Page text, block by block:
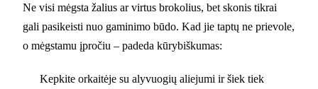
Ne visi mėgsta žalius ar virtus brokolius, bet skonis tikrai
gali pasikeisti nuo gaminimo būdo. Kad jie taptų ne prievole,
o mėgstamu įpročiu – padeda kūrybiškumas:
Kepkite orkaitėje su alyvuogių aliejumi ir šiek tiek